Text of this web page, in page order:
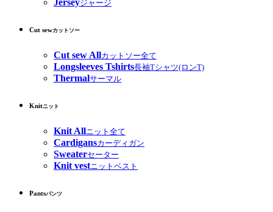
ジャージ
Cut sewカットソー
Cut sew Allカットソー全て
Longsleeves Tshirts長袖Tシャツ(ロンT)
Thermalサーマル
Knitニット
Knit Allニット全て
Cardigansカーディガン
Sweaterセーター
Knit vestニットベスト
Pantsパンツ